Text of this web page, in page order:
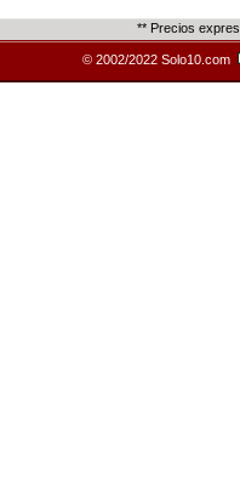
** Precios
© 2002/2022 Solo10.com